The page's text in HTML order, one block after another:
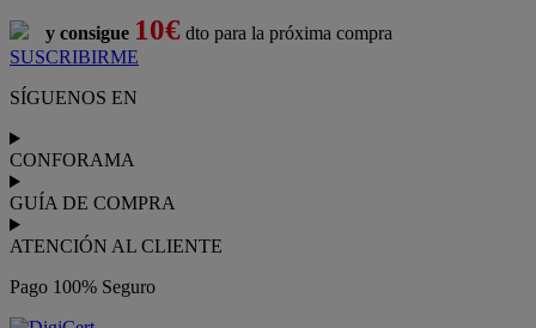
y consigue 10€ dto para la próxima compra
SUSCRIBIRME
SÍGUENOS EN
CONFORAMA
GUÍA DE COMPRA
ATENCIÓN AL CLIENTE
Pago 100% Seguro